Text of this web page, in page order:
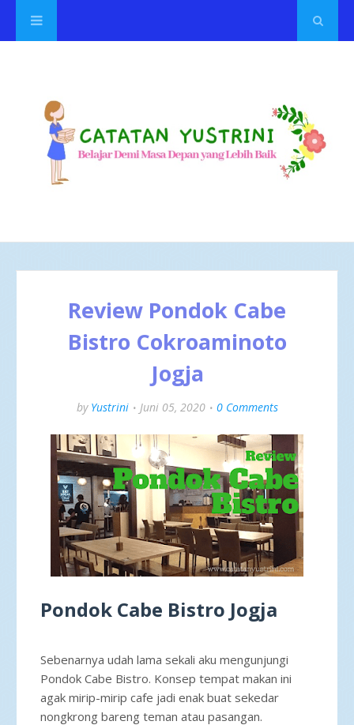
Review Pondok Cabe
Bistro Cokroaminoto
Jogja
by Yustrini Juni 05, 2020 0 Comments
Pondok Cabe Bistro Jogja
Sebenarnya udah lama sekali aku mengunjungi
Pondok Cabe Bistro. Konsep tempat makan ini
agak mirip-mirip cafe jadi enak buat sekedar
nongkrong bareng teman atau pasangan.